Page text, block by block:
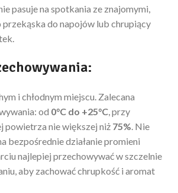
pasuje na spotkania ze znajomymi,
do napojów lub chrupiący
i chłodnym miejscu. Zalecana
od 0°C do +25°C, przy
powietrza nie większej niż 75%. Nie
bezpośrednie działanie promieni
najlepiej przechowywać w szczelnie
aby zachować chrupkość i aromat